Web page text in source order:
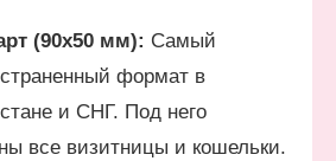
(90х50 мм): Самый
формат в
и СНГ. Под него
все визитницы и кошельки.